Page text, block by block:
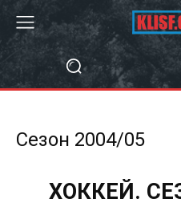
Сезон 2004/05
ХОККЕЙ.